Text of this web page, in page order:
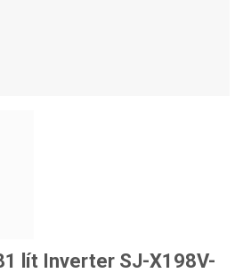
lít Inverter SJ-X198V-